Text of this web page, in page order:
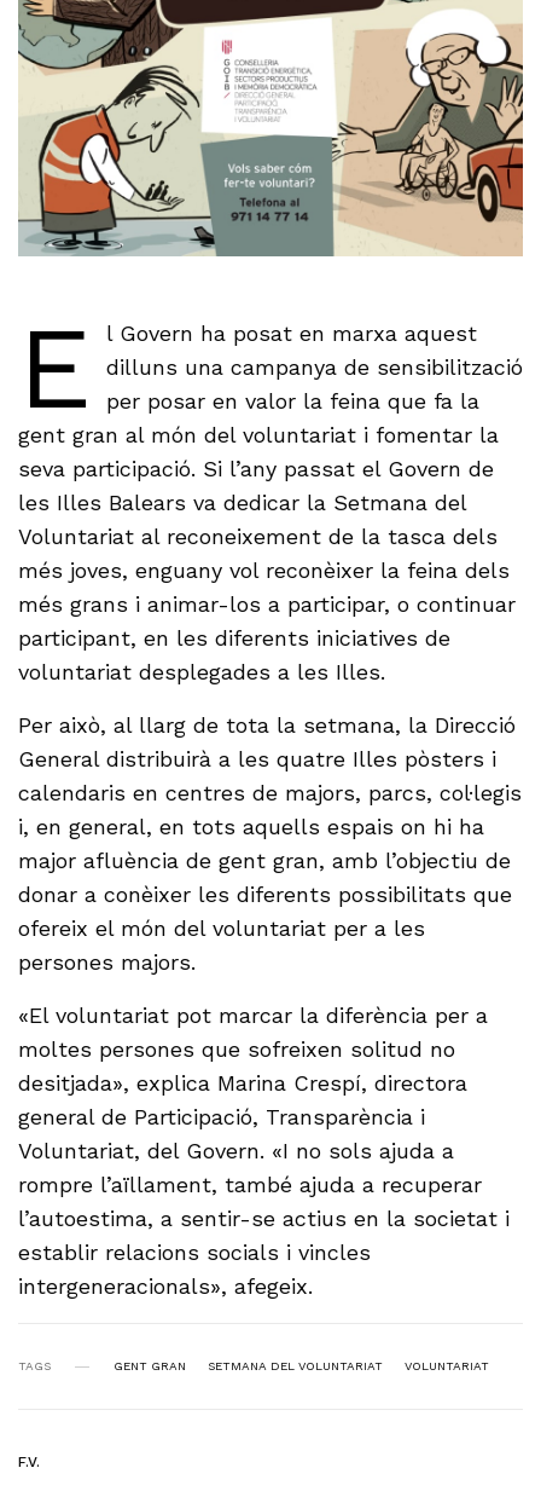
E
l Govern ha posat en marxa aquest
dilluns una campanya de sensibilització
per posar en valor la feina que fa la
gent gran al món del voluntariat i fomentar la
seva participació. Si l’any passat el Govern de
les Illes Balears va dedicar la Setmana del
Voluntariat al reconeixement de la tasca dels
més joves, enguany vol reconèixer la feina dels
més grans i animar-los a participar, o continuar
participant, en les diferents iniciatives de
voluntariat desplegades a les Illes.
Per això, al llarg de tota la setmana, la Direcció
General distribuirà a les quatre Illes pòsters i
calendaris en centres de majors, parcs, col·legis
i, en general, en tots aquells espais on hi ha
major afluència de gent gran, amb l’objectiu de
donar a conèixer les diferents possibilitats que
ofereix el món del voluntariat per a les
persones majors.
«El voluntariat pot marcar la diferència per a
moltes persones que sofreixen solitud no
desitjada», explica Marina Crespí, directora
general de Participació, Transparència i
Voluntariat, del Govern. «I no sols ajuda a
rompre l’aïllament, també ajuda a recuperar
l’autoestima, a sentir-se actius en la societat i
establir relacions socials i vincles
intergeneracionals», afegeix.
TAGS GENT GRAN SETMANA DEL VOLUNTARIAT VOLUNTARIAT
F.V.